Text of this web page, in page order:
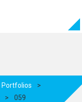
Portfolios
>
> 059